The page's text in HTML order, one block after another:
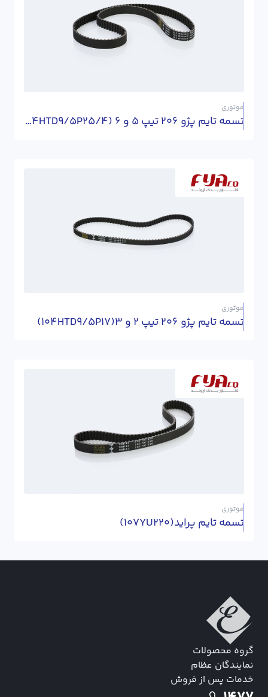
موتوری
تسمه تایم پژو 206 تیپ 5 و 6 (134HTD9/5P25/4)
موتوری
تسمه تایم پژو 206 تیپ 2 و 3(104HTD9/5P17)
موتوری
تسمه تایم پراید(107YU220)
گروه محصولات
نمایندگان عظام
خدمات پس از فروش